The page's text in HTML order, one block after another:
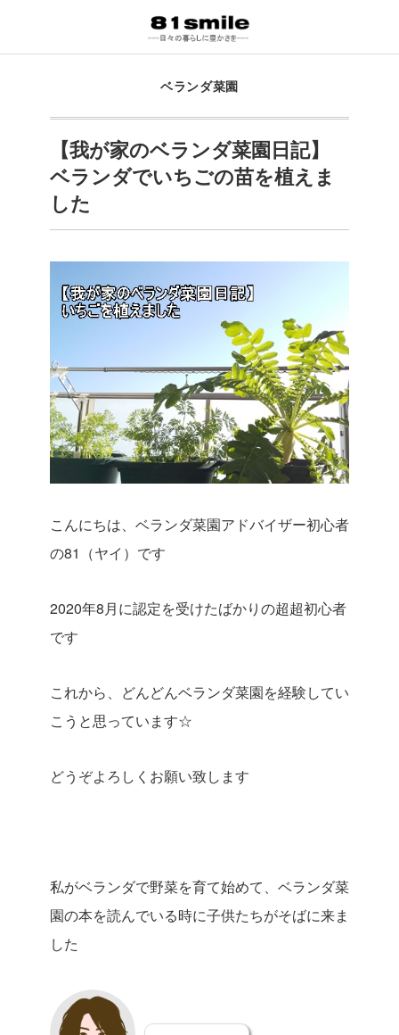
ベランダ菜園
【我が家のベランダ菜園日記】
ベランダでいちごの苗を植えま
した
こんにちは、ベランダ菜園アドバイザー初心者
の81（ヤイ）です
2020年8月に認定を受けたばかりの超超初心者
です
これから、どんどんベランダ菜園を経験してい
こうと思っています☆
どうぞよろしくお願い致します
私がベランダで野菜を育て始めて、ベランダ菜
園の本を読んでいる時に子供たちがそばに来ま
した